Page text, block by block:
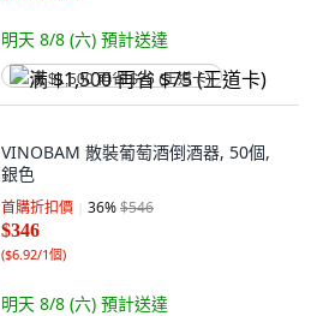
明天 8/8 (六) 預計送達
满 $1,500 再省 $75 (王道卡)
VINOBAM 散裝葡萄酒倒酒器, 50個,
銀色
首購折扣價 36%$546
$346
($6.92/1個)
明天 8/8 (六) 預計送達